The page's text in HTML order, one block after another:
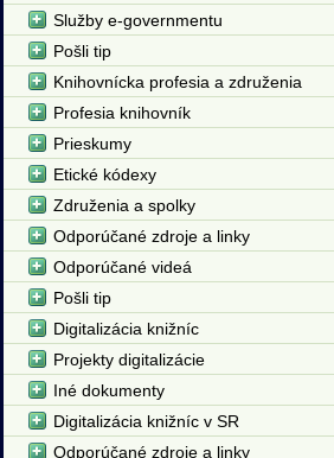
Služby e-governmentu
Pošli tip
Knihovnícka profesia a združenia
Profesia knihovník
Prieskumy
Etické kódexy
Združenia a spolky
Odporúčané zdroje a linky
Odporúčané videá
Pošli tip
Digitalizácia knižníc
Projekty digitalizácie
Iné dokumenty
Digitalizácia knižníc v SR
Odporúčané zdroje a linky